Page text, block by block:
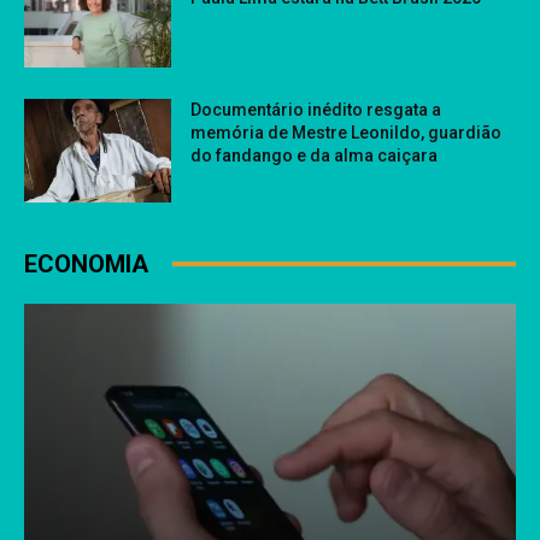
Documentário inédito resgata a
memória de Mestre Leonildo, guardião
do fandango e da alma caiçara
ECONOMIA